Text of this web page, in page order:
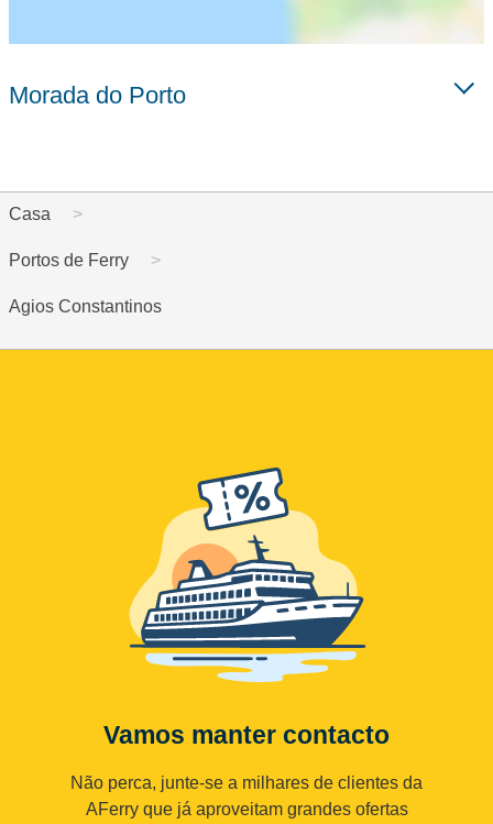
Morada do Porto
Casa
Portos de Ferry
Agios Constantinos
Vamos manter contacto
Não perca, junte-se a milhares de clientes da
AFerry que já aproveitam grandes ofertas